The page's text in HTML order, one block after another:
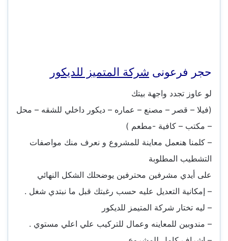
حجر فرعونى شركة المتميز للديكور
لو عاوز تجدد واجهة بيتك
(فيلا – قصر – مصنع – عماره – ديكور داخلي للشقه – محل
– مكتب – كافية -مطعم )
– كلمنا هنعمل معاينة للمشروع و نعرف منك مواصفات
التشطيب المطلوبة
على أيدي مشرفين محترفين يوضحلك الشكل النهائي
– إمكانية التعديل عليه حسب رغبتك قبل ما نبتدي شغل .
– ليه تختار شركة المتيمز للديكور
– مندوبين للمعاينه وعمال للتركيب علي اعلي مستوي .